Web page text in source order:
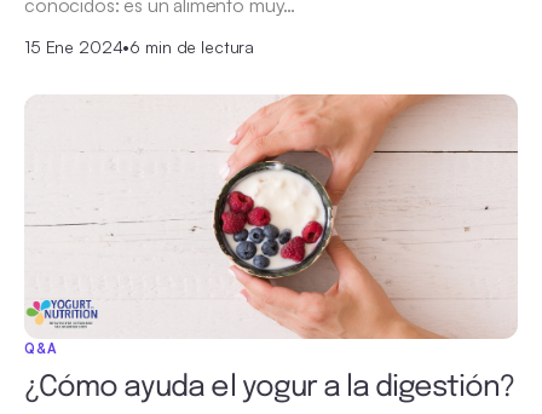
conocidos: es un alimento muy…
15 Ene 2024•6 min de lectura
Q&A
¿Cómo ayuda el yogur a la digestión?